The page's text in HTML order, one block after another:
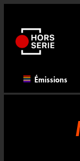
contenu
Émissions